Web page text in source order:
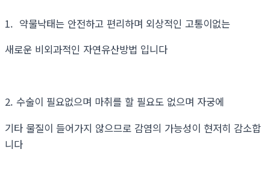
1. 약물낙태는 안전하고 편리하며 외상적인 고통이없는
새로운 비외과적인 자연유산방법 입니다
2. 수술이 필요없으며 마취를 할 필요도 없으며 자궁에
기타 물질이 들어가지 않으므로 감염의 가능성이 현저히 감소합
니다